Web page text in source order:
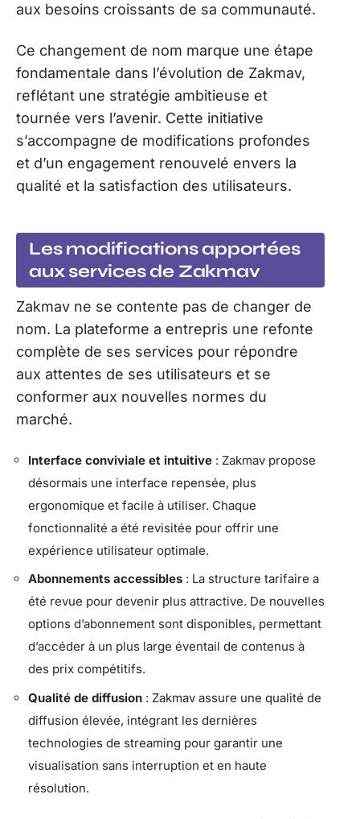
aux besoins croissants de sa communauté.
Ce changement de nom marque une étape
fondamentale dans l’évolution de Zakmav,
reflétant une stratégie ambitieuse et
tournée vers l’avenir. Cette initiative
s’accompagne de modifications profondes
et d’un engagement renouvelé envers la
qualité et la satisfaction des utilisateurs.
Les modifications apportées
aux services de Zakmav
Zakmav ne se contente pas de changer de
nom. La plateforme a entrepris une refonte
complète de ses services pour répondre
aux attentes de ses utilisateurs et se
conformer aux nouvelles normes du
marché.
Interface conviviale et intuitive : Zakmav propose
désormais une interface repensée, plus
ergonomique et facile à utiliser. Chaque
fonctionnalité a été revisitée pour offrir une
expérience utilisateur optimale.
Abonnements accessibles : La structure tarifaire a
été revue pour devenir plus attractive. De nouvelles
options d’abonnement sont disponibles, permettant
d’accéder à un plus large éventail de contenus à
des prix compétitifs.
Qualité de diffusion : Zakmav assure une qualité de
diffusion élevée, intégrant les dernières
technologies de streaming pour garantir une
visualisation sans interruption et en haute
résolution.